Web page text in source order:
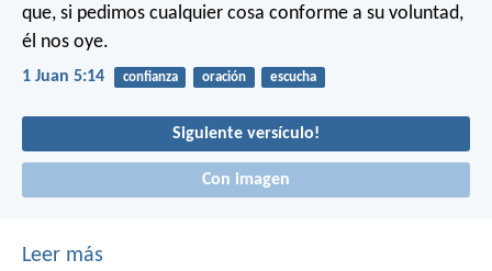
que, si pedimos cualquier cosa conforme a su voluntad,
él nos oye.
1 Juan 5:14 confianza oración escucha
Siguiente versículo!
Con imagen
Leer más